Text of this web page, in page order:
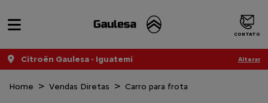
CONTATO
Citroën Gaulesa - Iguatemi Alterar
Home Vendas Diretas Carro para frota